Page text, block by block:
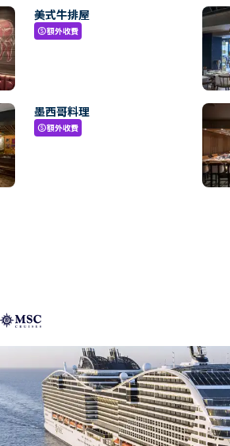
美式牛排屋
paid額外收費
墨西哥料理
paid額外收費